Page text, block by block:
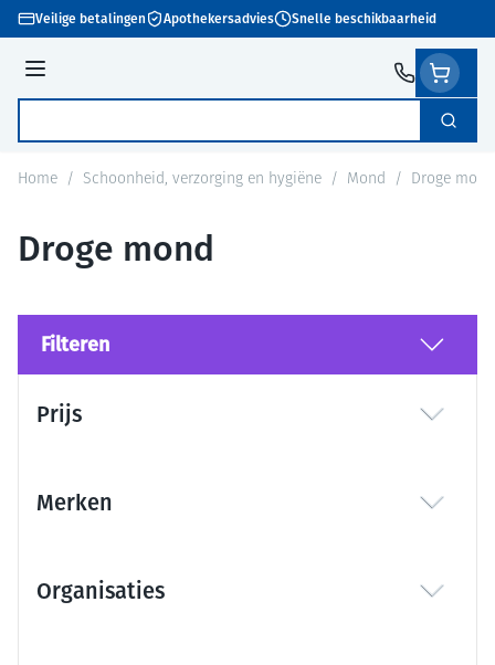
Ga naar de inhoud
Veilige betalingen Apothekersadvies Snelle beschikbaarheid
Menu
Zoek
Home / Schoonheid, verzorging en hygiëne / Mond / Droge mond
Droge mond
Filteren
Prijs
Merken
Organisaties